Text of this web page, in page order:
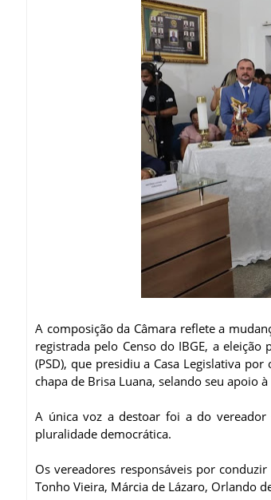
A composição da Câmara reflete a
registrada pelo Censo do IBGE, a
(PSD), que presidiu a Casa Legislativa
chapa de Brisa Luana, selando seu apoio
A única voz a destoar foi a do
pluralidade democrática.
Os vereadores responsáveis por
Tonho Vieira, Márcia de Lázaro, Orlando